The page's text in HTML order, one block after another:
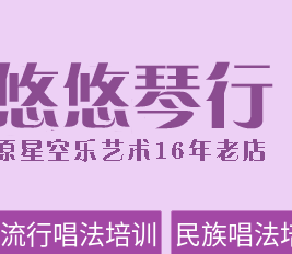
流行唱法培训 民族唱法